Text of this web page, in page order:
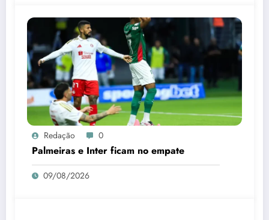
Redação 0
Palmeiras e Inter ficam no empate
09/08/2026